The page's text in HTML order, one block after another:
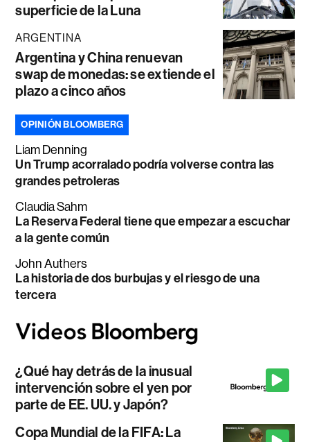
superficie de la Luna
ARGENTINA
Argentina y China renuevan
swap de monedas: se extiende el
plazo a cinco años
OPINIÓN BLOOMBERG
Liam Denning
Un Trump acorralado podría volverse contra las
grandes petroleras
Claudia Sahm
La Reserva Federal tiene que empezar a escuchar
a la gente común
John Authers
La historia de dos burbujas y el riesgo de una
tercera
¿Qué hay detrás de la inusual
intervención sobre el yen por
parte de EE. UU. y Japón?
Copa Mundial de la FIFA: La